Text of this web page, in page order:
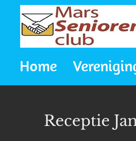
direct
naarHome
Receptie